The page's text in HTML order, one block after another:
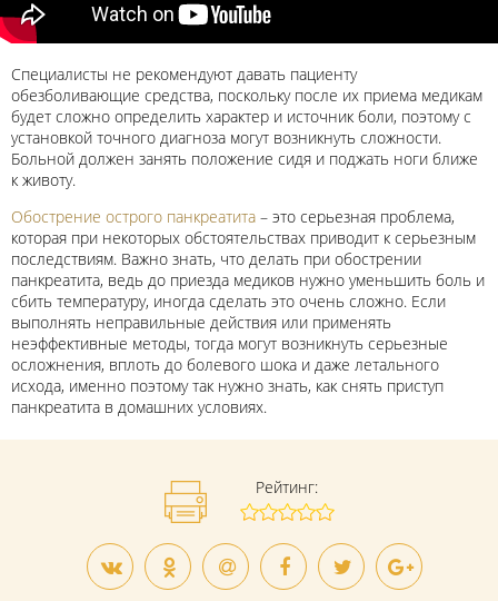
Специалисты не рекомендуют давать пациенту
обезболивающие средства, поскольку после их приема медикам
будет сложно определить характер и источник боли, поэтому с
установкой точного диагноза могут возникнуть сложности.
Больной должен занять положение сидя и поджать ноги ближе
к животу.
Обострение острого панкреатита – это серьезная проблема,
которая при некоторых обстоятельствах приводит к серьезным
последствиям. Важно знать, что делать при обострении
панкреатита, ведь до приезда медиков нужно уменьшить боль и
сбить температуру, иногда сделать это очень сложно. Если
выполнять неправильные действия или применять
неэффективные методы, тогда могут возникнуть серьезные
осложнения, вплоть до болевого шока и даже летального
исхода, именно поэтому так нужно знать, как снять приступ
панкреатита в домашних условиях.
Рейтинг: